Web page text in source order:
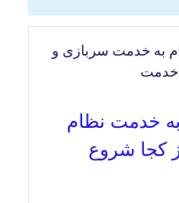
به خدمت سربازی و
خدمت
خدمت نظام
کجا شروع